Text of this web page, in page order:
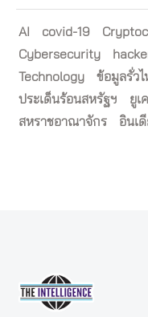
AI covid-19
Cybersecurity
Technology
ข้อมูลรั่วไ
ประเด็นร้อนสหรัฐฯ
ยูเ
สหราชอาณาจักร
อินเ